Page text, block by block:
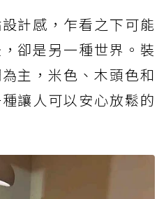
計感，乍看之下可能
卻是另一種世界。裝
主，米色、木頭色和
讓人可以安心放鬆的